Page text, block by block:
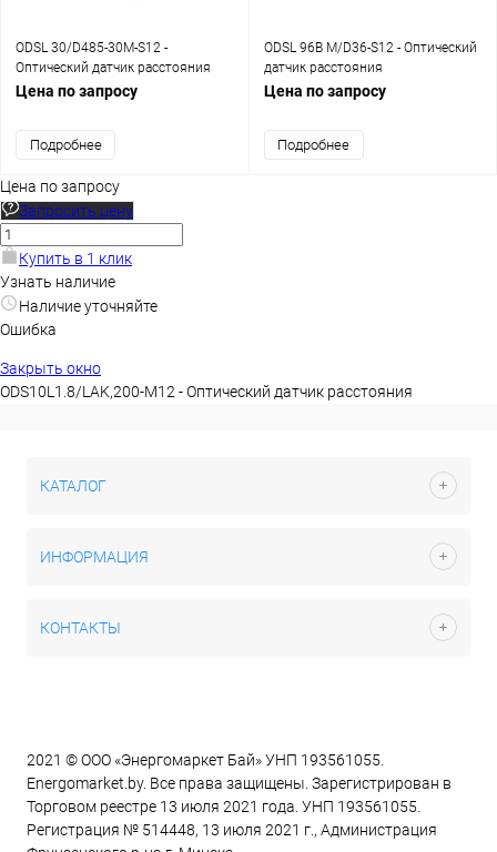
ODSL 30/D485-30M-S12 -
Оптический датчик расстояния
Цена по запросу
Подробнее
ODSL 96B M/D36-S12 - Оптический
датчик расстояния
Цена по запросу
Подробнее
Цена по запросу
Запросить цену
Купить в 1 клик
Узнать наличие
Наличие уточняйте
Ошибка
Закрыть окно
ODS10L1.8/LAK,200-M12 - Оптический датчик расстояния
КАТАЛОГ
ИНФОРМАЦИЯ
КОНТАКТЫ
2021 © ООО «Энергомаркет Бай» УНП 193561055.
Energomarket.by. Все права защищены. Зарегистрирован в
Торговом реестре 13 июля 2021 года. УНП 193561055.
Регистрация № 514448, 13 июля 2021 г., Администрация